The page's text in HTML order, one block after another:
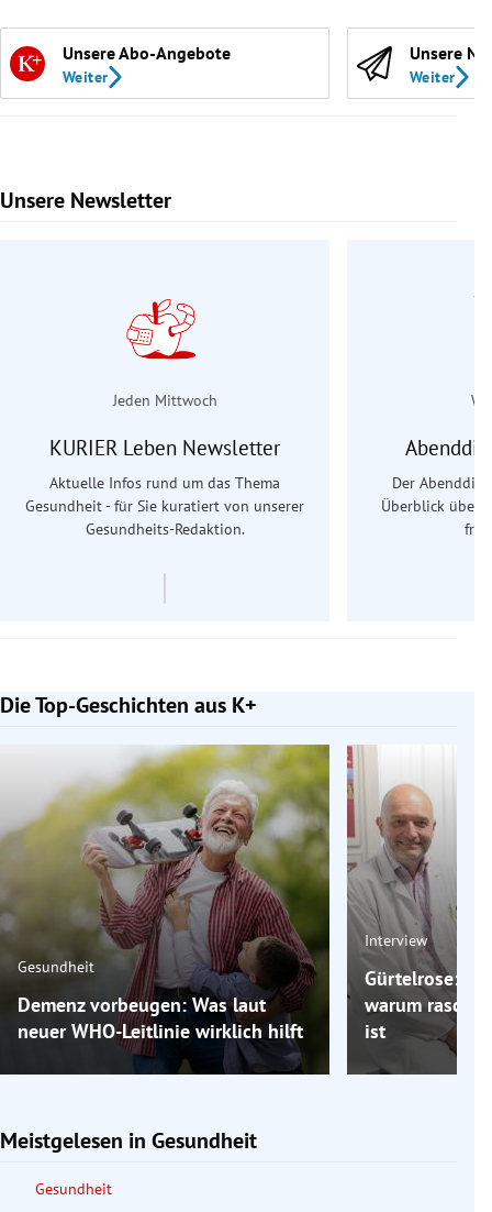
Unsere Abo-Angebote
Weiter
Unsere
Weiter
Unsere Newsletter
Slide 1 von 9
Jeden Mittwoch
KURIER Leben Newsletter
Aktuelle Infos rund um das Thema
Gesundheit - für Sie kuratiert von unserer
Gesundheits-Redaktion.
Der
Überblick über
Die Top-Geschichten aus K+
Slide 1 von 7
Gesundheit
Demenz vorbeugen: Was laut
neuer WHO-Leitlinie wirklich hilft
Interview
Gürtelrose:
warum
ist
Meistgelesen in Gesundheit
Gesundheit